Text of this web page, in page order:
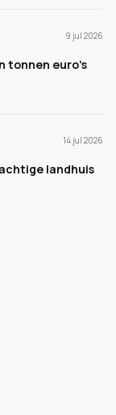
9 jul 2026
tonnen euro's
14 jul 2026
landhuis